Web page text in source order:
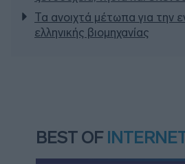
Τα ανοιχτά μέτωπα για την
ελληνικής βιομηχανίας
BEST OF